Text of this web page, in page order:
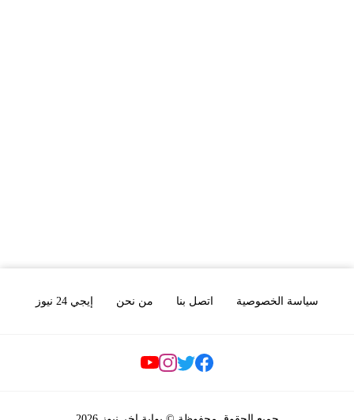
سياسة الخصوصية اتصل بنا من نحن إيجي 24 نيوز
Social Links